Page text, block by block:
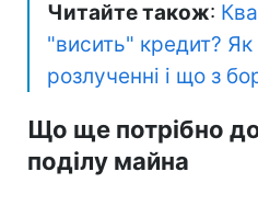
Читайте також:
"висить" кредит?
розлученні і що з
Що ще потрібно
поділу майна